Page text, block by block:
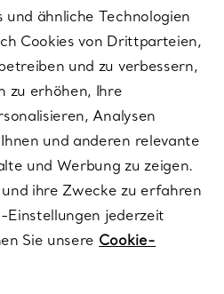
ähnliche Technologien
Cookies von Drittparteien,
und zu verbessern,
zu erhöhen, Ihre
Analysen
und anderen relevante
und Werbung zu zeigen.
ihre Zwecke zu erfahren
Einstellungen jederzeit
Sie unsere Cookie-